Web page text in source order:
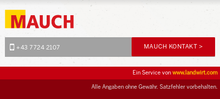
+43 7724 2107 MAUCH KONTAKT >
Alle Angaben ohne Gewähr. Satzfehler vorbehalten.
Ein Service von www.landwirt.com